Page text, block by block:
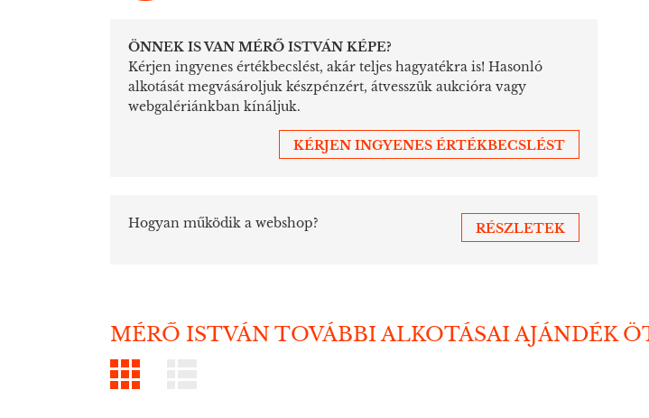
ÖNNEK IS VAN MÉRŐ ISTVÁN KÉPE?
Kérjen ingyenes értékbecslést, akár teljes hagyatékra is! Hasonló
alkotását megvásároljuk készpénzért, átvesszük aukcióra vagy
webgalériánkban kínáljuk.
KÉRJEN INGYENES ÉRTÉKBECSLÉST
Hogyan működik a webshop? RÉSZLETEK
MÉRŐ ISTVÁN TOVÁBBI ALKOTÁSAI AJÁNDÉK